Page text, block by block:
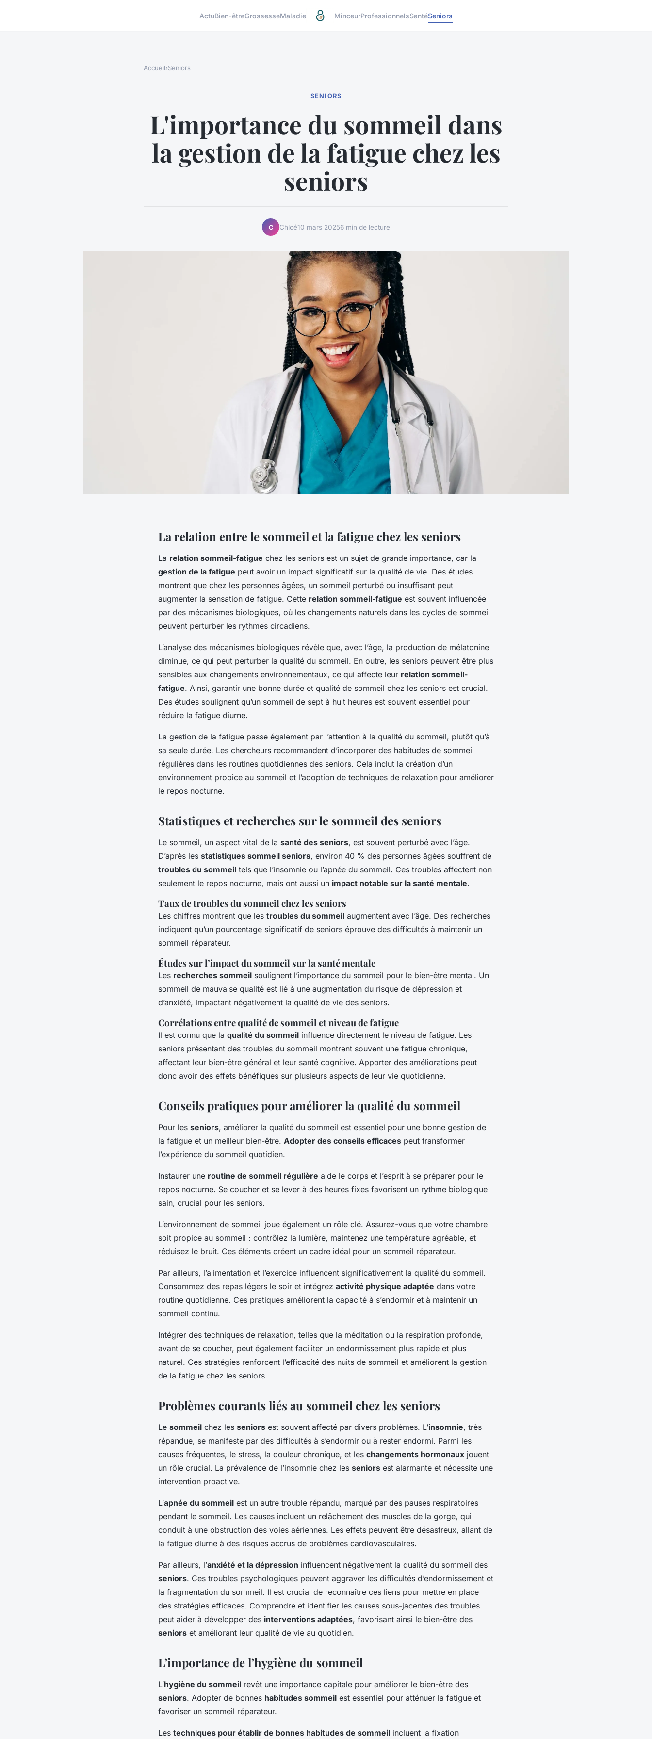
ActuBien-êtreGrossesseMaladie MinceurProfessionnelsSantéSeniors
Accueil›Seniors
SENIORS
L'importance du sommeil dans
la gestion de la fatigue chez les
seniors
C Chloé10 mars 20256 min de lecture
La relation entre le sommeil et la fatigue chez les seniors
La relation sommeil-fatigue chez les seniors est un sujet de grande importance, car la
gestion de la fatigue peut avoir un impact significatif sur la qualité de vie. Des études
montrent que chez les personnes âgées, un sommeil perturbé ou insuffisant peut
augmenter la sensation de fatigue. Cette relation sommeil-fatigue est souvent influencée
par des mécanismes biologiques, où les changements naturels dans les cycles de sommeil
peuvent perturber les rythmes circadiens.
L’analyse des mécanismes biologiques révèle que, avec l’âge, la production de mélatonine
diminue, ce qui peut perturber la qualité du sommeil. En outre, les seniors peuvent être plus
sensibles aux changements environnementaux, ce qui affecte leur relation sommeil-
fatigue. Ainsi, garantir une bonne durée et qualité de sommeil chez les seniors est crucial.
Des études soulignent qu’un sommeil de sept à huit heures est souvent essentiel pour
réduire la fatigue diurne.
La gestion de la fatigue passe également par l’attention à la qualité du sommeil, plutôt qu’à
sa seule durée. Les chercheurs recommandent d’incorporer des habitudes de sommeil
régulières dans les routines quotidiennes des seniors. Cela inclut la création d’un
environnement propice au sommeil et l’adoption de techniques de relaxation pour améliorer
le repos nocturne.
Statistiques et recherches sur le sommeil des seniors
Le sommeil, un aspect vital de la santé des seniors, est souvent perturbé avec l’âge.
D’après les statistiques sommeil seniors, environ 40 % des personnes âgées souffrent de
troubles du sommeil tels que l’insomnie ou l’apnée du sommeil. Ces troubles affectent non
seulement le repos nocturne, mais ont aussi un impact notable sur la santé mentale.
Taux de troubles du sommeil chez les seniors
Les chiffres montrent que les troubles du sommeil augmentent avec l’âge. Des recherches
indiquent qu’un pourcentage significatif de seniors éprouve des difficultés à maintenir un
sommeil réparateur.
Études sur l’impact du sommeil sur la santé mentale
Les recherches sommeil soulignent l’importance du sommeil pour le bien-être mental. Un
sommeil de mauvaise qualité est lié à une augmentation du risque de dépression et
d’anxiété, impactant négativement la qualité de vie des seniors.
Corrélations entre qualité de sommeil et niveau de fatigue
Il est connu que la qualité du sommeil influence directement le niveau de fatigue. Les
seniors présentant des troubles du sommeil montrent souvent une fatigue chronique,
affectant leur bien-être général et leur santé cognitive. Apporter des améliorations peut
donc avoir des effets bénéfiques sur plusieurs aspects de leur vie quotidienne.
Conseils pratiques pour améliorer la qualité du sommeil
Pour les seniors, améliorer la qualité du sommeil est essentiel pour une bonne gestion de
la fatigue et un meilleur bien-être. Adopter des conseils efficaces peut transformer
l’expérience du sommeil quotidien.
Instaurer une routine de sommeil régulière aide le corps et l’esprit à se préparer pour le
repos nocturne. Se coucher et se lever à des heures fixes favorisent un rythme biologique
sain, crucial pour les seniors.
L’environnement de sommeil joue également un rôle clé. Assurez-vous que votre chambre
soit propice au sommeil : contrôlez la lumière, maintenez une température agréable, et
réduisez le bruit. Ces éléments créent un cadre idéal pour un sommeil réparateur.
Par ailleurs, l’alimentation et l’exercice influencent significativement la qualité du sommeil.
Consommez des repas légers le soir et intégrez activité physique adaptée dans votre
routine quotidienne. Ces pratiques améliorent la capacité à s’endormir et à maintenir un
sommeil continu.
Intégrer des techniques de relaxation, telles que la méditation ou la respiration profonde,
avant de se coucher, peut également faciliter un endormissement plus rapide et plus
naturel. Ces stratégies renforcent l’efficacité des nuits de sommeil et améliorent la gestion
de la fatigue chez les seniors.
Problèmes courants liés au sommeil chez les seniors
Le sommeil chez les seniors est souvent affecté par divers problèmes. L’insomnie, très
répandue, se manifeste par des difficultés à s’endormir ou à rester endormi. Parmi les
causes fréquentes, le stress, la douleur chronique, et les changements hormonaux jouent
un rôle crucial. La prévalence de l’insomnie chez les seniors est alarmante et nécessite une
intervention proactive.
L’apnée du sommeil est un autre trouble répandu, marqué par des pauses respiratoires
pendant le sommeil. Les causes incluent un relâchement des muscles de la gorge, qui
conduit à une obstruction des voies aériennes. Les effets peuvent être désastreux, allant de
la fatigue diurne à des risques accrus de problèmes cardiovasculaires.
Par ailleurs, l’anxiété et la dépression influencent négativement la qualité du sommeil des
seniors. Ces troubles psychologiques peuvent aggraver les difficultés d’endormissement et
la fragmentation du sommeil. Il est crucial de reconnaître ces liens pour mettre en place
des stratégies efficaces. Comprendre et identifier les causes sous-jacentes des troubles
peut aider à développer des interventions adaptées, favorisant ainsi le bien-être des
seniors et améliorant leur qualité de vie au quotidien.
L’importance de l’hygiène du sommeil
L’hygiène du sommeil revêt une importance capitale pour améliorer le bien-être des
seniors. Adopter de bonnes habitudes sommeil est essentiel pour atténuer la fatigue et
favoriser un sommeil réparateur.
Les techniques pour établir de bonnes habitudes de sommeil incluent la fixation